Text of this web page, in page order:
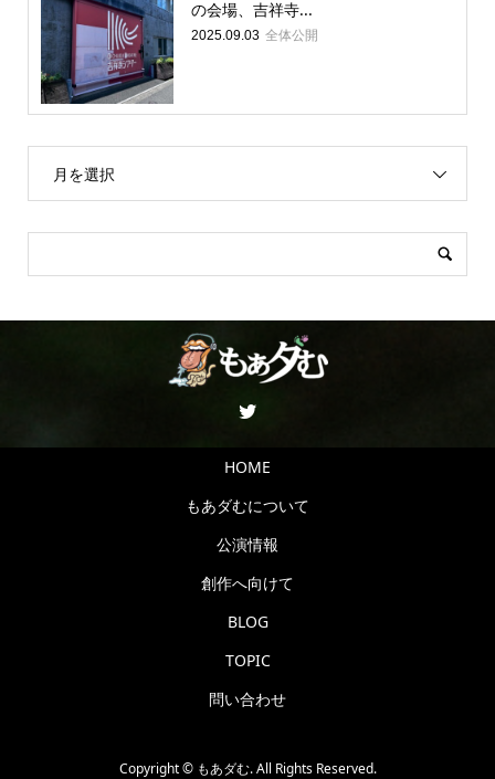
の会場、吉祥寺...
2025.09.03 全体公開
月を選択
HOME
もあダむについて
公演情報
創作へ向けて
BLOG
TOPIC
問い合わせ
Copyright ©もあダむ. All Rights Reserved.